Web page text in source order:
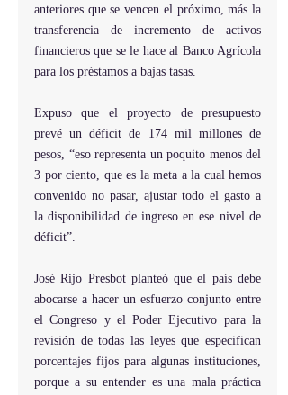
anteriores que se vencen el próximo, más la
transferencia de incremento de activos
financieros que se le hace al Banco Agrícola
para los préstamos a bajas tasas.
Expuso que el proyecto de presupuesto
prevé un déficit de 174 mil millones de
pesos, “eso representa un poquito menos del
3 por ciento, que es la meta a la cual hemos
convenido no pasar, ajustar todo el gasto a
la disponibilidad de ingreso en ese nivel de
déficit”.
José Rijo Presbot planteó que el país debe
abocarse a hacer un esfuerzo conjunto entre
el Congreso y el Poder Ejecutivo para la
revisión de todas las leyes que especifican
porcentajes fijos para algunas instituciones,
porque a su entender es una mala práctica